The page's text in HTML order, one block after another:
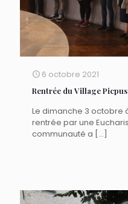
6 octobre 2021
Rentrée du Village Picpus
Le dimanche 3 octobre
rentrée par une
communauté a […]